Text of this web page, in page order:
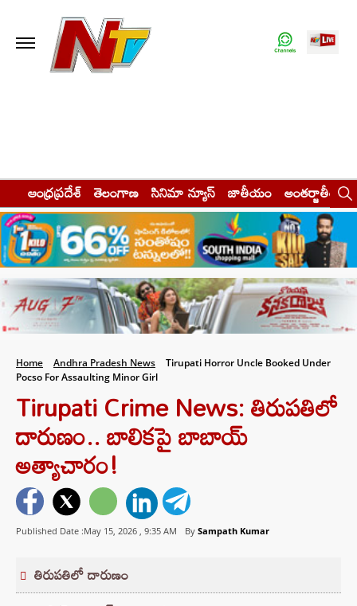
ఆంధ్రప్రదేశ్ తెలంగాణ సినిమా న్యూస్ జాతీయం అంతర్జాతీయం
Home Andhra Pradesh News
Tirupati Horror Uncle Booked Under
Pocso For Assaulting Minor Girl
Tirupati Crime News: తిరుపతిలో
దారుణం.. బాలికపై బాబాయ్
అత్యాచారం!
Published Date :May 15, 2026 , 9:35 AM By Sampath Kumar
తిరుపతిలో దారుణం